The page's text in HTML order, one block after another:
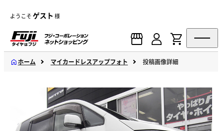
ようこそゲスト 様
ホーム マイカードレスアップフォト 投稿画像詳細